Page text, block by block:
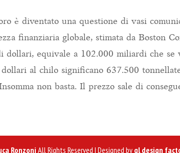
è diventato una questione di vasi
finanziaria globale, stimata da Boston
dollari, equivale a 102.000 miliardi che se
al chilo significano 637.500
non basta. Il prezzo sale di
Ronzoni All Rights Reserved | Designed by gl design